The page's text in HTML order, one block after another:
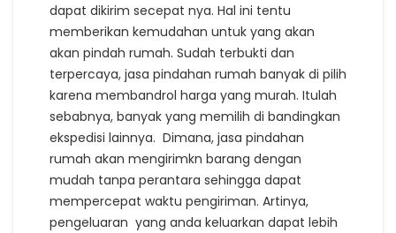
dapat dikirim secepat nya. Hal ini tentu
memberikan kemudahan untuk yang akan
akan pindah rumah. Sudah terbukti dan
terpercaya, jasa pindahan rumah banyak di pilih
karena membandrol harga yang murah. Itulah
sebabnya, banyak yang memilih di bandingkan
ekspedisi lainnya. Dimana, jasa pindahan
rumah akan mengirimkn barang dengan
mudah tanpa perantara sehingga dapat
mempercepat waktu pengiriman. Artinya,
pengeluaran yang anda keluarkan dapat lebih